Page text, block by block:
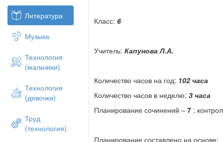
Литература
Музыка
Технология
(мальчики)
Технология
(девочки)
Труд
(технология)
Класс:6
Учитель:Капунова Л.А.
Количество часов на год: 102 часа
Количество часов в неделю:3 часа
Планирование сочинений –7 ;
Планирование составлено на основе: